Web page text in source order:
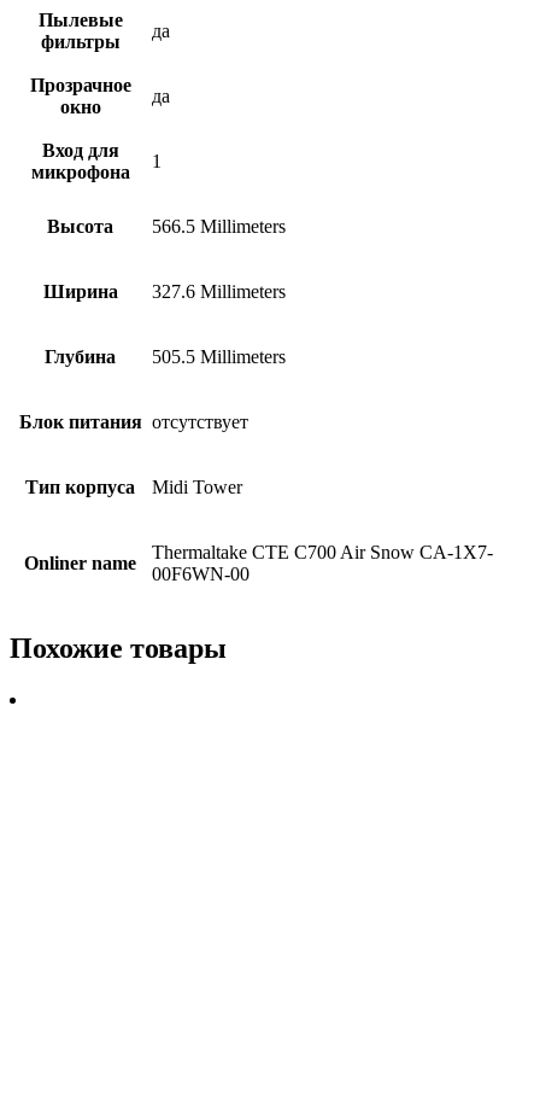
Пылевые
фильтры
да
Прозрачное
окно
да
Вход для
микрофона
1
Высота 566.5 Millimeters
Ширина 327.6 Millimeters
Глубина 505.5 Millimeters
Блок питания отсутствует
Тип корпуса Midi Tower
Onliner name
Thermaltake CTE C700 Air Snow CA-1X7-
00F6WN-00
Похожие товары